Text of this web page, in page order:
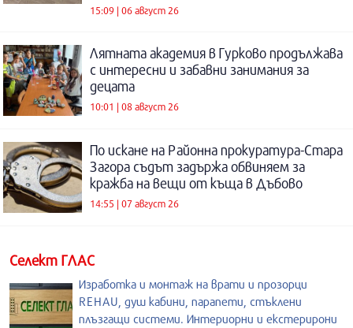
15:09 | 06 август 26
Лятната академия в Гурково продължава
с интересни и забавни занимания за
децата
10:01 | 08 август 26
По искане на Районна прокуратура-Стара
Загора съдът задържа обвиняем за
кражба на вещи от къща в Дъбово
14:55 | 07 август 26
Селект ГЛАС
Изработка и монтаж на врати и прозорци
REHAU, душ кабини, парапети, стъклени
плъзгащи системи. Интериорни и екстерирони